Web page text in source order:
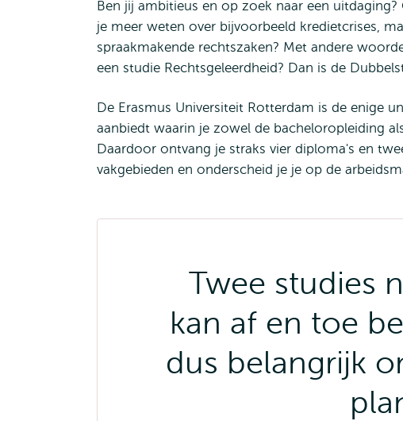
Ben jij ambitieus en op zoek naar een
je meer weten over bijvoorbeeld kredietcrises,
spraakmakende rechtszaken? Met andere
een studie Rechtsgeleerdheid? Dan is de
De Erasmus Universiteit Rotterdam is de enige
aanbiedt waarin je zowel de bacheloropleiding
Daardoor ontvang je straks vier diploma's en
vakgebieden en onderscheid je je op de
Twee studies
kan af en toe
dus belangrijk